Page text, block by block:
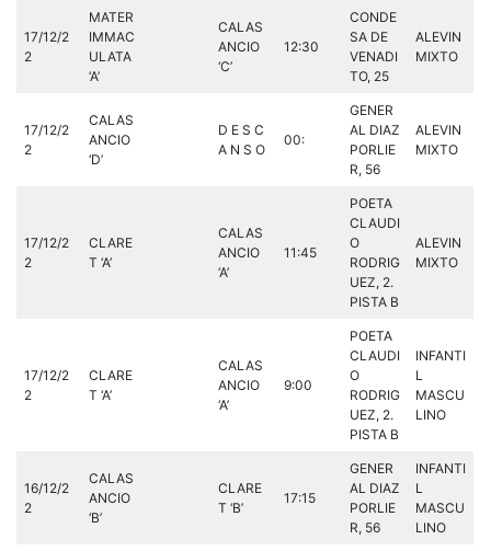
17/12/2
2
MATER
IMMAC
ULATA
‘A’
CALAS
ANCIO
‘C’
12:30
CONDE
SA DE
VENADI
TO, 25
ALEVIN
MIXTO
17/12/2
2
CALAS
ANCIO
‘D’
D E S C
A N S O
00:
GENER
AL DIAZ
PORLIE
R, 56
ALEVIN
MIXTO
17/12/2
2
CLARE
T ‘A’
CALAS
ANCIO
‘A’
11:45
POETA
CLAUDI
O
RODRIG
UEZ, 2.
PISTA B
ALEVIN
MIXTO
17/12/2
2
CLARE
T ‘A’
CALAS
ANCIO
‘A’
9:00
POETA
CLAUDI
O
RODRIG
UEZ, 2.
PISTA B
INFANTI
L
MASCU
LINO
16/12/2
2
CALAS
ANCIO
‘B’
CLARE
T ‘B’
17:15
GENER
AL DIAZ
PORLIE
R, 56
INFANTI
L
MASCU
LINO